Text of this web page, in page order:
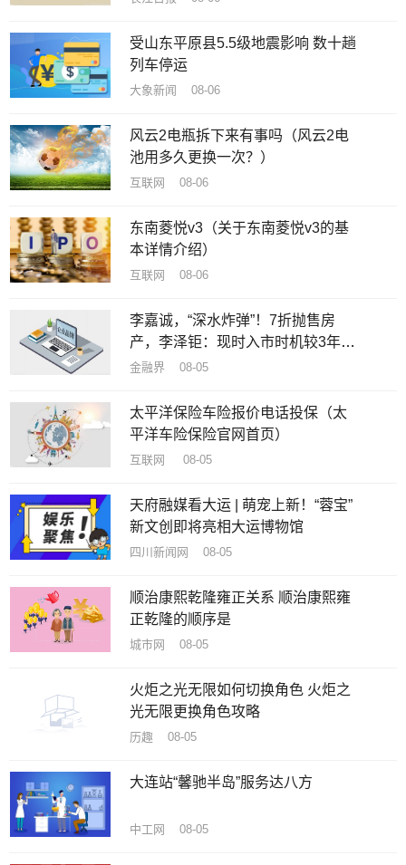
受山东平原县5.5级地震影响 数十趟
列车停运
大象新闻 08-06
风云2电瓶拆下来有事吗（风云2电
池用多久更换一次？）
互联网 08-06
东南菱悦v3（关于东南菱悦v3的基
本详情介绍）
互联网 08-06
李嘉诚，“深水炸弹”！7折抛售房
产，李泽钜：现时入市时机较3年前
佳
金融界 08-05
太平洋保险车险报价电话投保（太
平洋车险保险官网首页）
互联网 08-05
天府融媒看大运 | 萌宠上新！“蓉宝”
新文创即将亮相大运博物馆
四川新闻网 08-05
顺治康熙乾隆雍正关系 顺治康熙雍
正乾隆的顺序是
城市网 08-05
火炬之光无限如何切换角色 火炬之
光无限更换角色攻略
历趣 08-05
大连站“馨驰半岛”服务达八方
中工网 08-05